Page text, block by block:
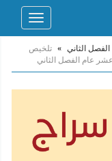
Toggle
الفصل الثاني » تلخيص
عشر عام الفصل الثاني